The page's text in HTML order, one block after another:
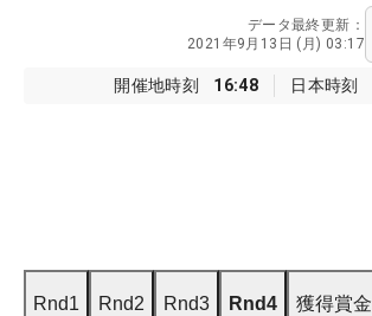
開催地時刻 16:48 日本時刻
データ最終更新：
2021年9月13日 (月) 03:17
Rnd1 Rnd2 Rnd3 Rnd4 獲得賞金